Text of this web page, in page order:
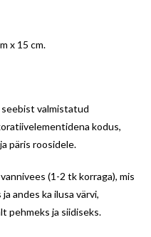
x 15 cm.
valmistatud
kodus,
päris roosidele.
(1-2 tk korraga), mis
andes ka ilusa värvi,
pehmeks ja siidiseks.